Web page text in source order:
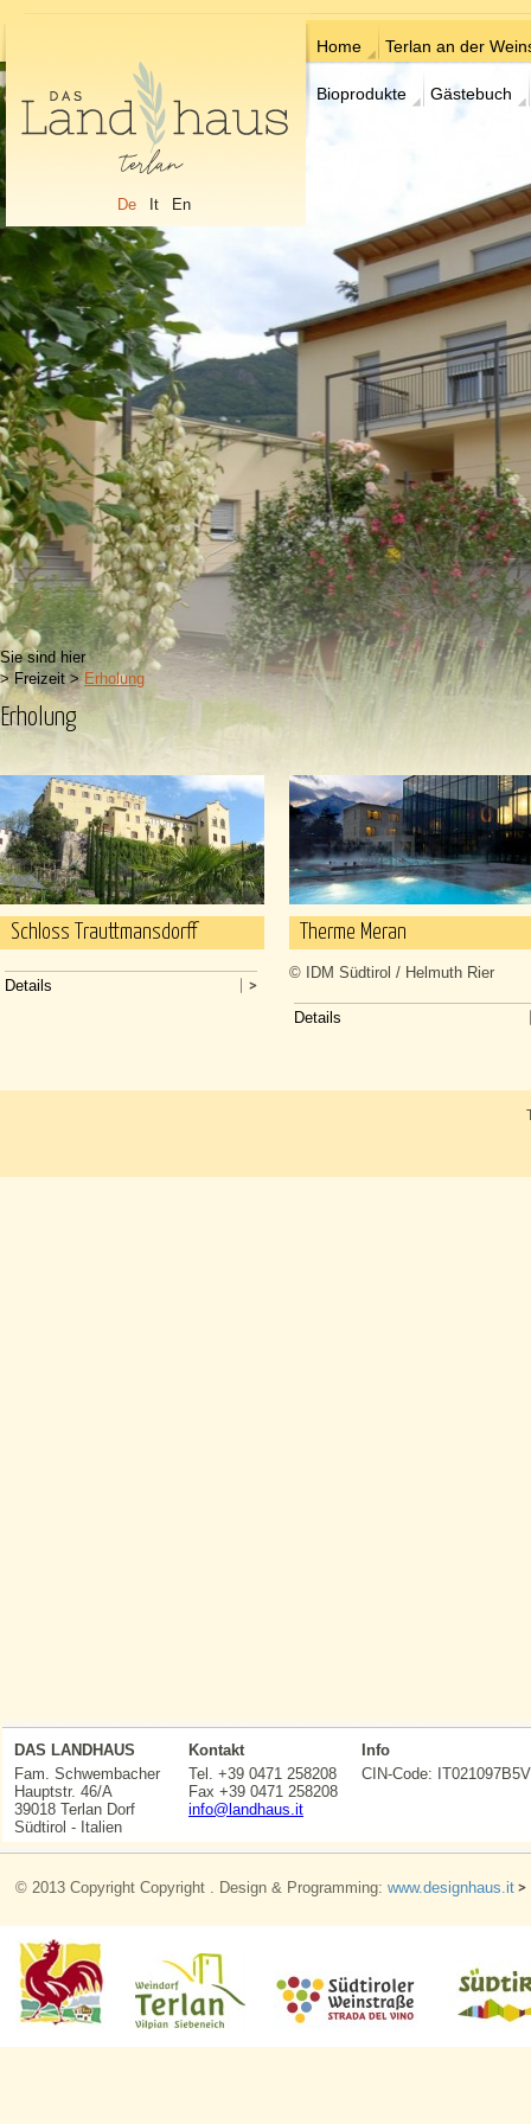
De It En
Home Terlan an der
Bioprodukte Gästebuch
Sie sind hier
> Freizeit > Erholung
Erholung
Schloss Trauttmansdorff
Details
Therme Meran
© IDM Südtirol / Helmuth Rier
Details
DAS LANDHAUS
Fam. Schwembacher
Hauptstr. 46/A
39018 Terlan Dorf
Südtirol - Italien
Kontakt
Tel. +39 0471 258208
Fax +39 0471 258208
info@landhaus.it
Info
CIN-Code:
© 2013 Copyright Copyright . Design & Programming: www.designhaus.it